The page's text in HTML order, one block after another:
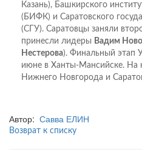
Казань), Башкирского
(БИФК) и Саратовского
(СГУ). Саратовцы заняли
принесли лидеры Вадим
Нестерова). Финальный этап
июне в Ханты-Мансийске. На
Нижнего Новгорода и
Автор: Савва ЕЛИН
Возврат к списку